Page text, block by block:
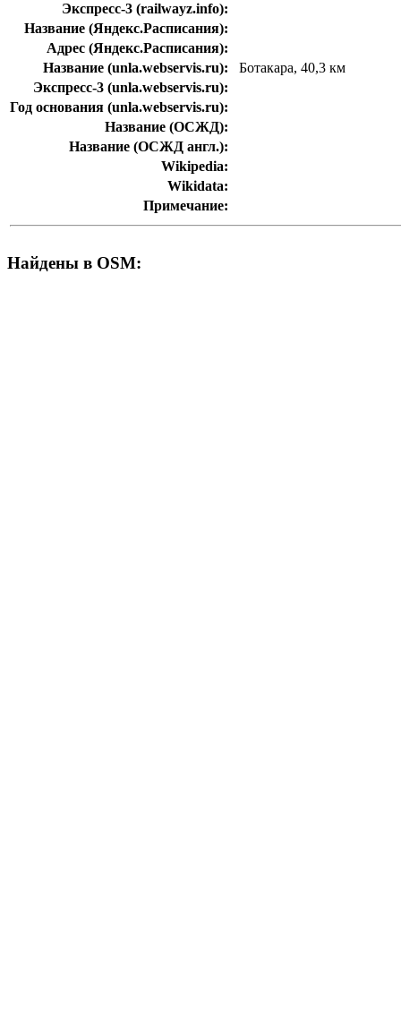
Экспресс-3 (railwayz.info):
Название (Яндекс.Расписания):
Адрес (Яндекс.Расписания):
Название (unla.webservis.ru):
Ботакара, 40,3 км
Экспресс-3 (unla.webservis.ru):
Год основания (unla.webservis.ru):
Название (ОСЖД):
Название (ОСЖД англ.):
Wikipedia:
Wikidata:
Примечание:
Найдены в OSM: